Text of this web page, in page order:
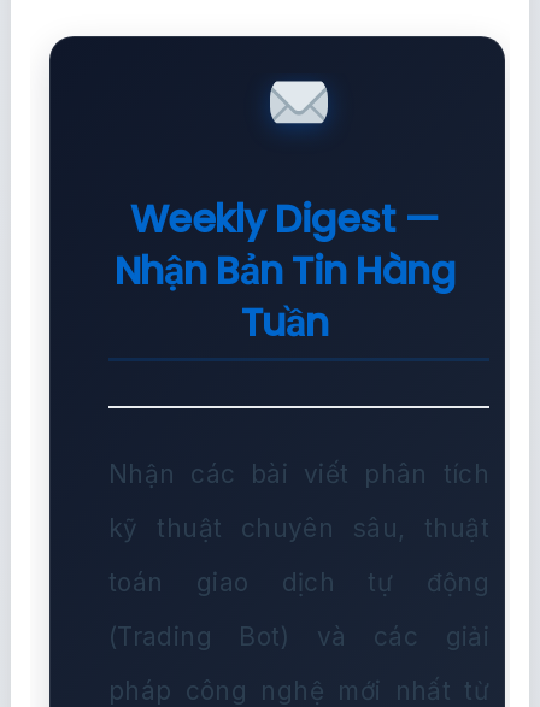
Weekly Digest —
Nhận Bản Tin Hàng
Tuần
Nhận các bài viết phân tích
kỹ thuật chuyên sâu, thuật
toán giao dịch tự động
(Trading Bot) và các giải
pháp công nghệ mới nhất từ